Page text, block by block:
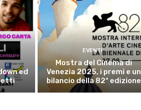
ed
EVENTI
Mostra del Cinema di
Venezia 2025, i premi e un
bilancio della 82ª edizione